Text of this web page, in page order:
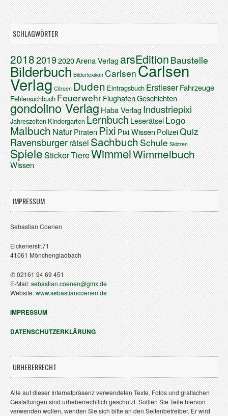
SCHLAGWÖRTER
201820192020Arena VerlagarsEditionBaustelle
Bilderbuch Bilderlexikon CarlsenCarlsen
Verlag Citroen DudenEintragsbuchErstleserFahrzeuge
FehlersuchbuchFeuerwehrFlughafenGeschichten
gondolino VerlagHaba VerlagIndustriepixi
JahreszeitenKindergartenLernbuchLeserätselLogo
MalbuchNaturPiratenPixiPixi WissenPolizeiQuiz
RavensburgerrätselSachbuchSchule Skizzen
SpieleStickerTiereWimmelWimmelbuch
Wissen
IMPRESSUM
Sebastian Coenen
Eickenerstr.71
41061 Mönchengladbach
✆ 02161 94 69 451
E-Mail:sebastian.coenen@gmx.de
Website:www.sebastiancoenen.de
IMPRESSUM
DATENSCHUTZERKLÄRUNG
URHEBERRECHT
Alle auf dieser Internetpräsenz verwendeten Texte, Fotos und grafischen
Gestaltungen sind urheberrechtlich geschützt. Sollten Sie Teile hiervon
verwenden wollen, wenden Sie sich bitte an den Seitenbetreiber. Er wird